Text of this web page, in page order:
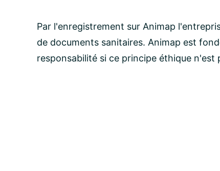
Par l'enregistrement sur Animap
de documents sanitaires. Animap est
responsabilité si ce principe éthique n'est